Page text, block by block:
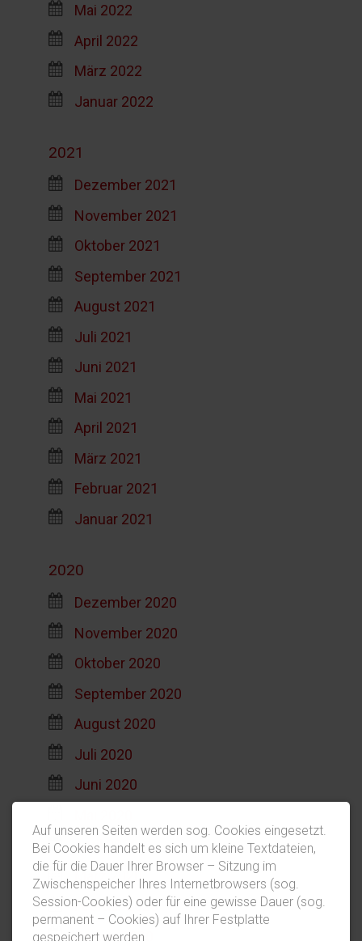
Mai 2022
April 2022
März 2022
Januar 2022
2021
Dezember 2021
November 2021
Oktober 2021
September 2021
August 2021
Juli 2021
Juni 2021
Mai 2021
April 2021
März 2021
Februar 2021
Januar 2021
2020
Dezember 2020
November 2020
Oktober 2020
September 2020
August 2020
Juli 2020
Juni 2020
April 2020
März 2020
Februar 2020
Januar 2020
Auf unseren Seiten werden sog. Cookies eingesetzt.
Bei Cookies handelt es sich um kleine Textdateien,
die für die Dauer Ihrer Browser – Sitzung im
Zwischenspeicher Ihres Internetbrowsers (sog.
Session-Cookies) oder für eine gewisse Dauer (sog.
permanent – Cookies) auf Ihrer Festplatte
gespeichert werden.